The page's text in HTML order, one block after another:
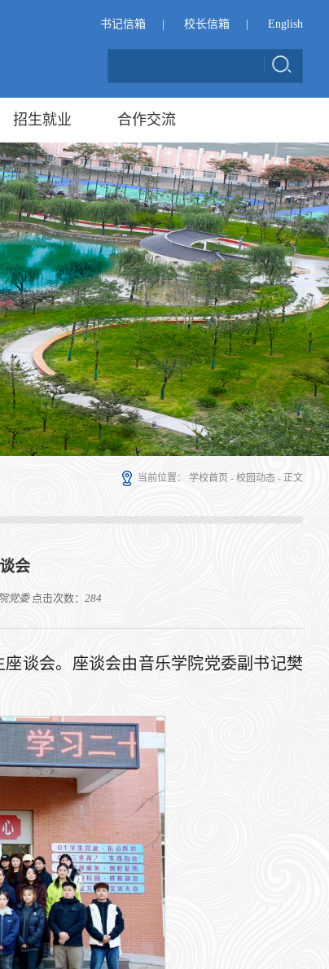
书记信箱 校长信箱 English
招生就业 合作交流
当前位置： 学校首页 - 校园动态 - 正文
会
党委 点击次数： 284
谈会。座谈会由音乐学院党委副书记樊